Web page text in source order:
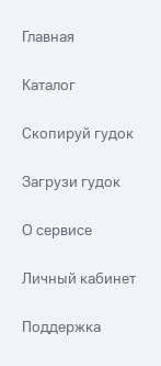
Главная
Каталог
Скопируй гудок
Загрузи гудок
О сервисе
Личный кабинет
Поддержка